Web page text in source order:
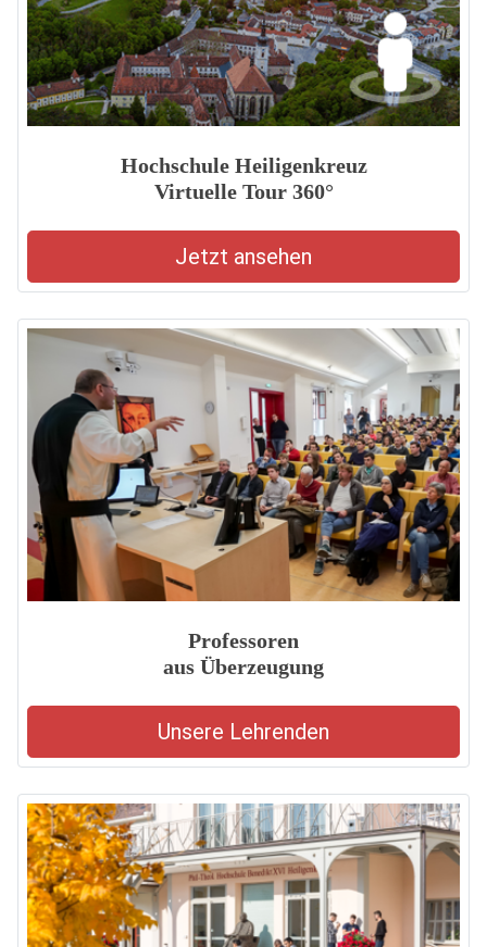
Hochschule Heiligenkreuz
Virtuelle Tour 360°
Jetzt ansehen
Professoren
aus Überzeugung
Unsere Lehrenden